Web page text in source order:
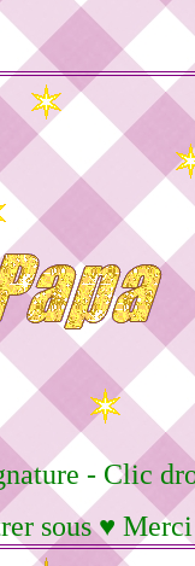
- Clic
sous ♥ Merci